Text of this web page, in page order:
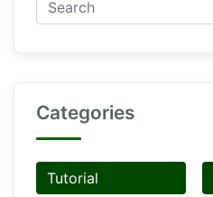
Categories
Tutorial